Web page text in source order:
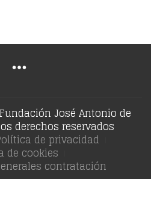
José Antonio de
derechos reservados
de privacidad
de cookies
contratación